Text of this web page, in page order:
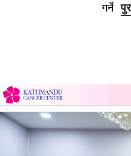
गर्ने